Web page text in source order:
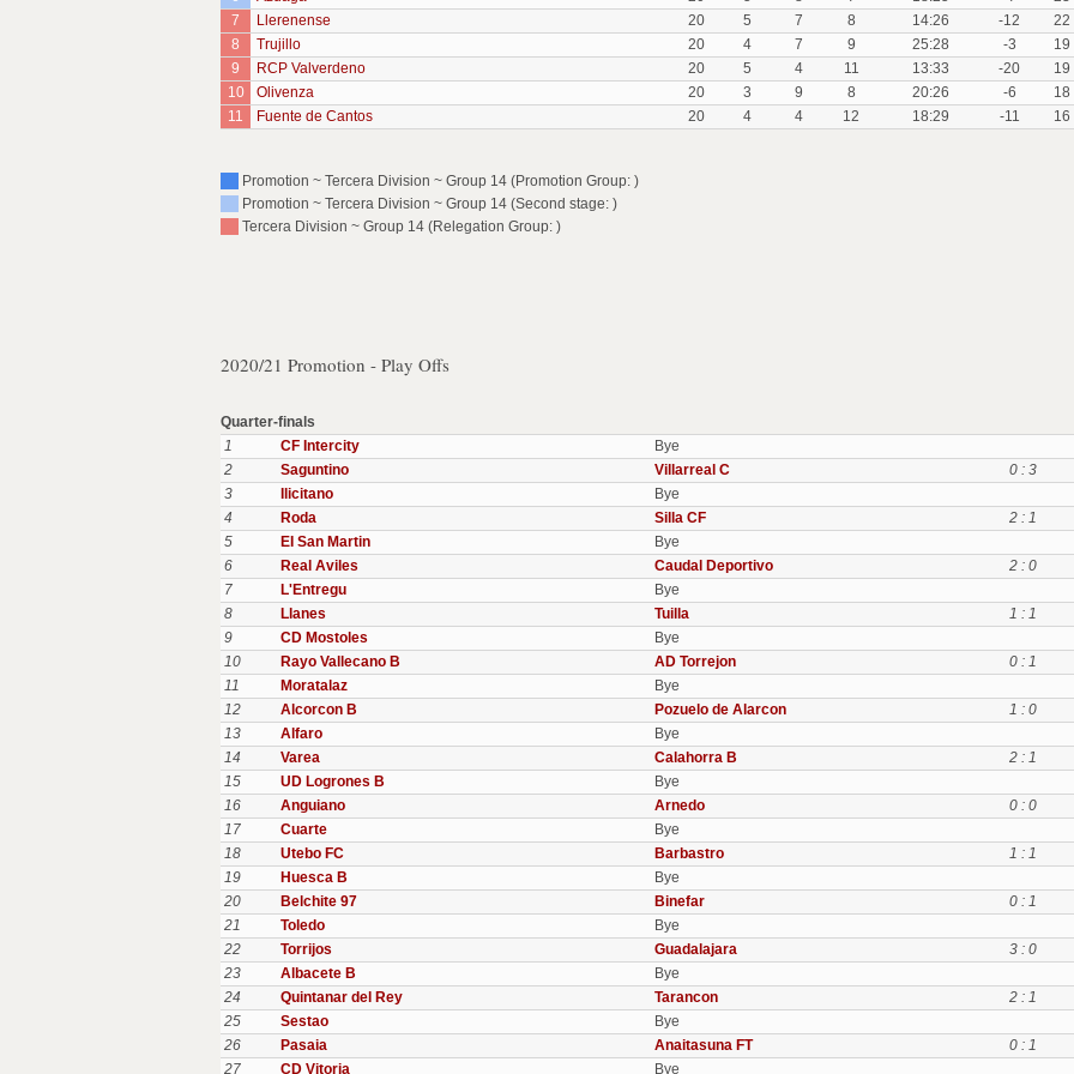
7
Llerenense 20 5 7 8 14:26 -12
22
8
Trujillo 20 4 7 9 25:28 -3
19
9
RCP Valverdeno 20 5 4 11 13:33 -20
19
10
Olivenza 20 3 9 8 20:26 -6
18
11
Fuente de Cantos 20 4 4 12 18:29 -11 16
Promotion ~ Tercera Division ~ Group 14 (Promotion Group: )
Promotion ~ Tercera Division ~ Group 14 (Second stage: )
Tercera Division ~ Group 14 (Relegation Group: )
2020/21 Promotion - Play Offs
Quarter-finals
1
CF Intercity
Bye
2
Saguntino Villarreal C
0 : 3
3
Ilicitano
Bye
4
Roda Silla CF
2 : 1
5
EI San Martin
Bye
6
Real Aviles Caudal Deportivo
2 : 0
7
L'Entregu
Bye
8
Llanes Tuilla
1 : 1
9
CD Mostoles
Bye
10
Rayo Vallecano B AD Torrejon
0 : 1
11
Moratalaz
Bye
12
Alcorcon B Pozuelo de Alarcon
1 : 0
13
Alfaro
Bye
14
Varea Calahorra B
2 : 1
15
UD Logrones B
Bye
16
Anguiano Arnedo
0 : 0
17
Cuarte
Bye
18
Utebo FC Barbastro
1 : 1
19
Huesca B
Bye
20
Belchite 97 Binefar
0 : 1
21
Toledo
Bye
22
Torrijos Guadalajara
3 : 0
23
Albacete B
Bye
24
Quintanar del Rey Tarancon
2 : 1
25
Sestao
Bye
26
Pasaia Anaitasuna FT
0 : 1
27
CD Vitoria Bye